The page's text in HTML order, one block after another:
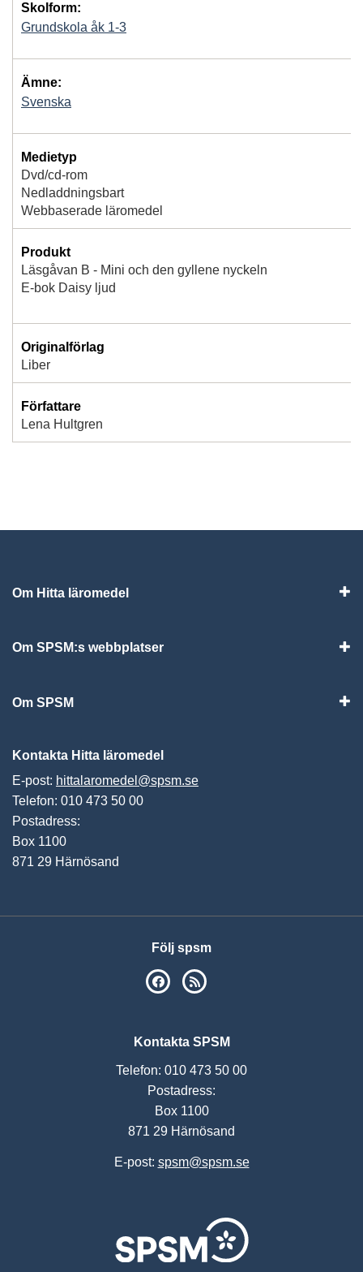
Skolform:
Grundskola åk 1-3
Ämne:
Svenska
Medietyp
Dvd/cd-rom
Nedladdningsbart
Webbaserade läromedel
Produkt
Läsgåvan B - Mini och den gyllene nyckeln
E-bok Daisy ljud
Originalförlag
Liber
Författare
Lena Hultgren
Om Hitta läromedel
Om SPSM:s webbplatser
Om SPSM
Kontakta Hitta läromedel
E-post: hittalaromedel@spsm.se
Telefon: 010 473 50 00
Postadress:
Box 1100
871 29 Härnösand
Följ spsm
SPSM på Facebook
Kontakta SPSM
Telefon: 010 473 50 00
Postadress:
Box 1100
871 29 Härnösand
E-post: spsm@spsm.se